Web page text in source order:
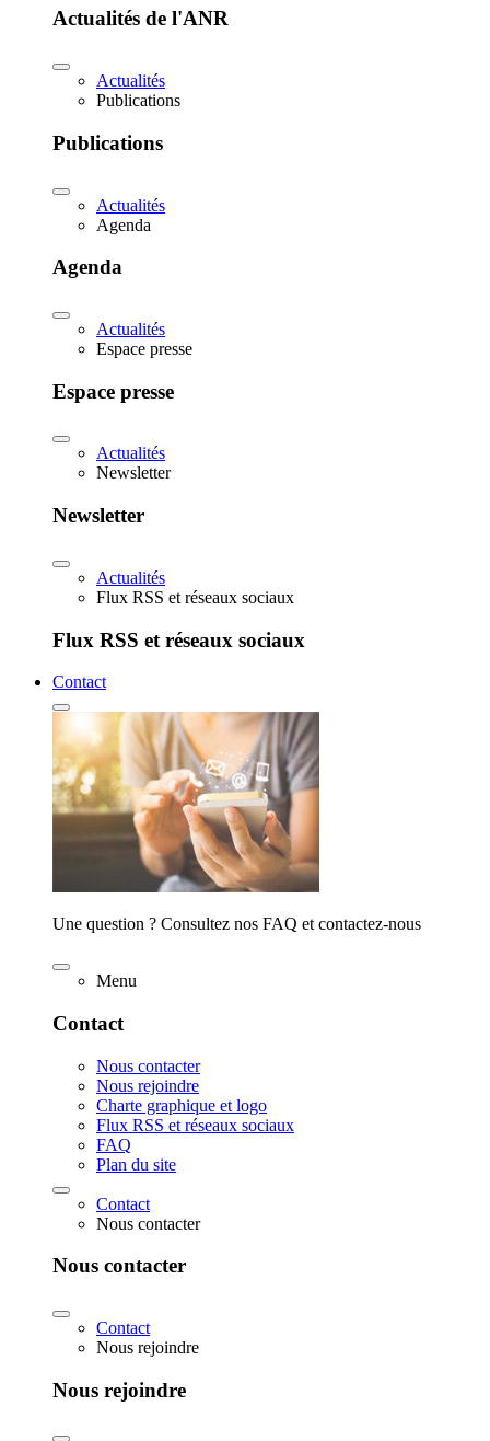
Actualités de l'ANR
Actualités
Publications
Publications
Actualités
Agenda
Agenda
Actualités
Espace presse
Espace presse
Actualités
Newsletter
Newsletter
Actualités
Flux RSS et réseaux sociaux
Flux RSS et réseaux sociaux
Contact
Une question ? Consultez nos FAQ et contactez-nous
Menu
Contact
Nous contacter
Nous rejoindre
Charte graphique et logo
Flux RSS et réseaux sociaux
FAQ
Plan du site
Contact
Nous contacter
Nous contacter
Contact
Nous rejoindre
Nous rejoindre